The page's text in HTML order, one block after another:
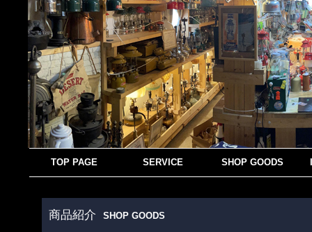
商品紹介 SHOP GOODS
TOP PAGE SERVICE SHOP GOODS